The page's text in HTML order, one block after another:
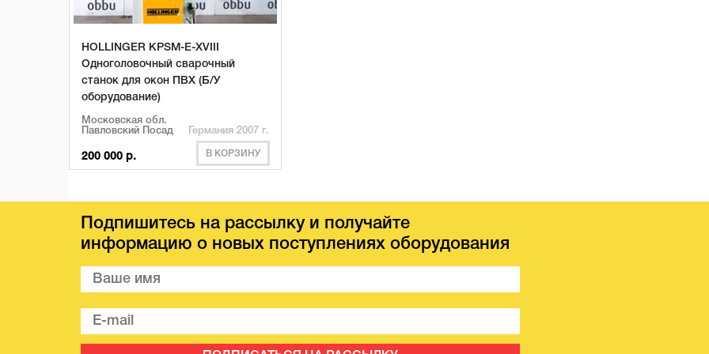
HOLLINGER KPSM-E-XVIII
Одноголовочный сварочный
станок для окон ПВХ (Б/У
оборудование)
Московская обл.
Павловский Посад
Германия 2007 г.
200 000 р. В КОРЗИНУ
Подпишитесь на рассылку и получайте
информацию о новых поступлениях оборудования